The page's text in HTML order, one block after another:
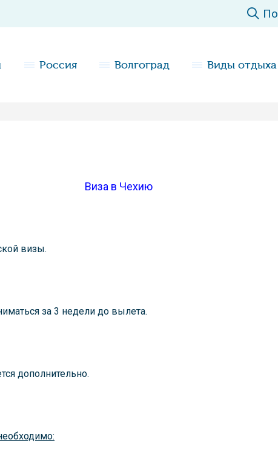
Россия Волгоград Виды отдыха
Виза в Чехию
визы.
за 3 недели до вылета.
дополнительно.